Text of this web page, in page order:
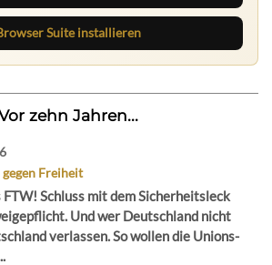
Suite installieren
zehn Jahren...
Freiheit
Schluss mit dem Sicherheitsleck
Und wer Deutschland nicht
verlassen. So wollen die Unions-